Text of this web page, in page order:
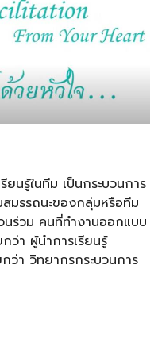
นรู้ในทีม เป็นกระบวนการ
มรรถนะของกลุ่มหรือทีม
ร่วม คนที่ทำงานออกแบบ
ว่า ผู้นำการเรียนรู้
ว่า วิทยากรกระบวนการ